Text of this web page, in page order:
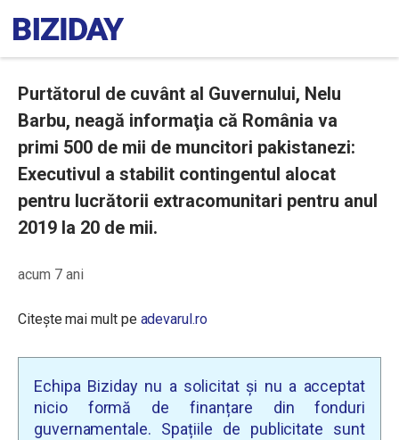
Purtătorul de cuvânt al Guvernului, Nelu
Barbu, neagă informaţia că România va
primi 500 de mii de muncitori pakistanezi:
Executivul a stabilit contingentul alocat
pentru lucrătorii extracomunitari pentru anul
2019 la 20 de mii.
acum 7 ani
Citește mai mult pe adevarul.ro
Echipa Biziday nu a solicitat și nu a acceptat
nicio formă de finanțare din fonduri
guvernamentale. Spațiile de publicitate sunt